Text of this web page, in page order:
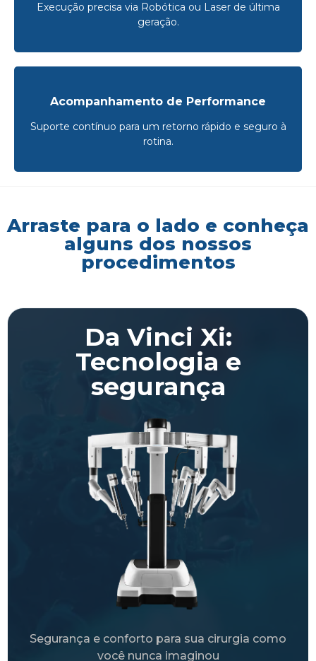
Execução precisa via Robótica ou Laser de última
geração.
Acompanhamento de Performance
Suporte contínuo para um retorno rápido e seguro à
rotina.
Arraste para o lado e conheça
alguns dos nossos
procedimentos
Da Vinci Xi:
Tecnologia e
segurança
Segurança e conforto para sua cirurgia como
você nunca imaginou